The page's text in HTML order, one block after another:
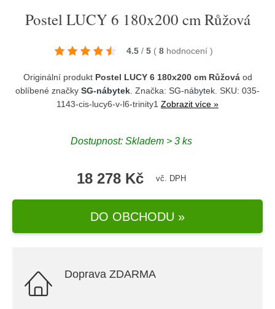
Postel LUCY 6 180x200 cm Růžová
4.5 / 5 ( 8 hodnocení )
Originální produkt Postel LUCY 6 180x200 cm Růžováod
oblíbené značky SG-nábytek . Značka: SG-nábytek . SKU: 035-
1143-cis-lucy6-v-l6-trinity1 Zobrazit více »
Dostupnost: Skladem > 3 ks
18 278 Kč vč. DPH
DO OBCHODU »
Doprava ZDARMA